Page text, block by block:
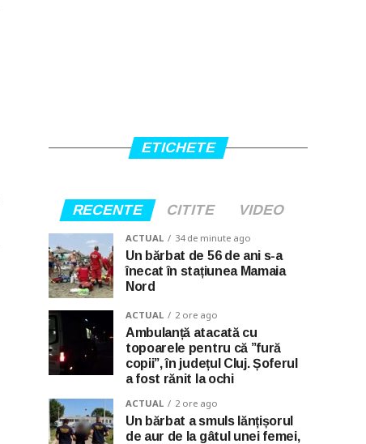
ETICHETE
RECENTE CITITE VIDEO
ACTUAL 34 de minute ago
Un bărbat de 56 de ani s-a
înecat în stațiunea Mamaia
Nord
ACTUAL 2 ore ago
Ambulanță atacată cu
topoarele pentru că ”fură
copii”, în județul Cluj. Șoferul
a fost rănit la ochi
ACTUAL 2 ore ago
Un bărbat a smuls lănțișorul
de aur de la gâtul unei femei,